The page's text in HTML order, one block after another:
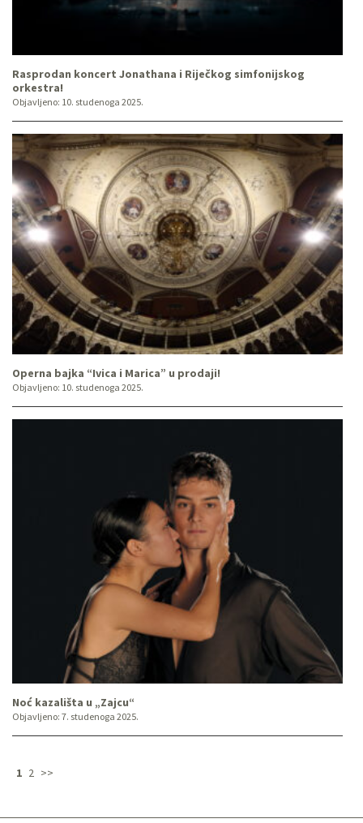
Rasprodan koncert Jonathana i Riječkog simfonijskog
orkestra!
Objavljeno: 10. studenoga 2025.
Operna bajka “Ivica i Marica” u prodaji!
Objavljeno: 10. studenoga 2025.
Noć kazališta u „Zajcu“
Objavljeno: 7. studenoga 2025.
1 2 >>